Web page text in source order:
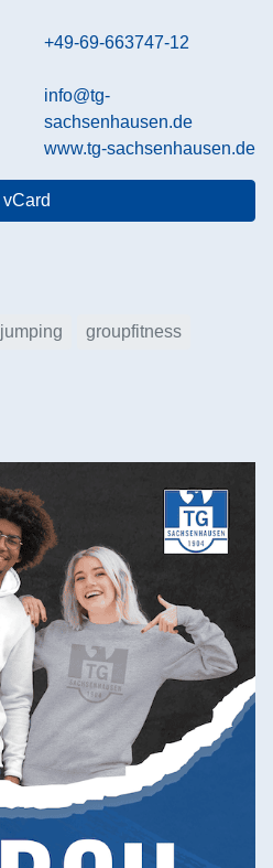
+49-69-663747-12
info@tg-
sachsenhausen.de
www.tg-sachsenhausen.de
vCard
jumping groupfitness